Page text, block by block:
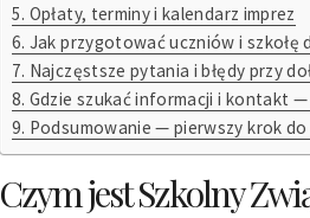
Opłaty, terminy i kalendarz imprez
Jak przygotować uczniów i szkołę
Najczęstsze pytania i błędy przy
Gdzie szukać informacji i kontakt
Podsumowanie — pierwszy krok
Czym jest Szkolny